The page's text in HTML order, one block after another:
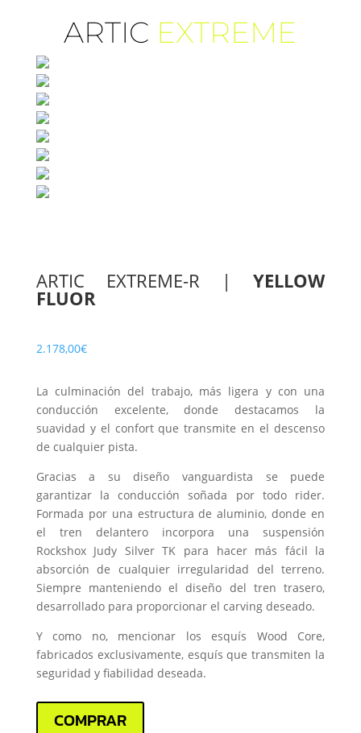
ARTIC EXTREME
ARTIC EXTREME-R |YELLOW
FLUOR
2.178,00€
La culminación del trabajo, más ligera y con una
conducción excelente, donde destacamos la
suavidad y el confort que transmite en el descenso
de cualquier pista.
Gracias a su diseño vanguardista se puede
garantizar la conducción soñada por todo rider.
Formada por una estructura de aluminio, donde en
el tren delantero incorpora una suspensión
Rockshox Judy Silver TK para hacer más fácil la
absorción de cualquier irregularidad del terreno.
Siempre manteniendo el diseño del tren trasero,
desarrollado para proporcionar el carving deseado.
Y como no, mencionar los esquís Wood Core,
fabricados exclusivamente, esquís que transmiten la
seguridad y fiabilidad deseada.
COMPRAR